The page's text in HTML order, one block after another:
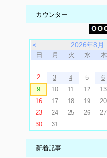
カウンター
＜ 2026年8月
日
月 火 水 木
2
3 4 5 6
9
10 11 12 13
16
17 18 19 20
23
24 25 26 27
30
31
新着記事